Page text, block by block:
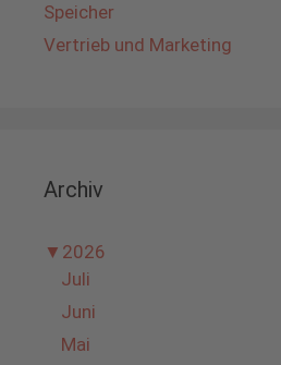
Speicher
Vertrieb und Marketing
Archiv
▼ 2026
Juli
Juni
Mai